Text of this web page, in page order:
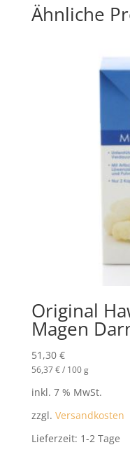
Ähnliche
Original
Magen
51,30 €
56,37€/ 100g
inkl. 7 % MwSt.
zzgl. Versandkosten
Lieferzeit: 1-2 Tage